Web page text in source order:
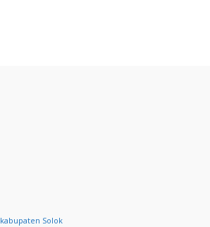
kabupaten Solok